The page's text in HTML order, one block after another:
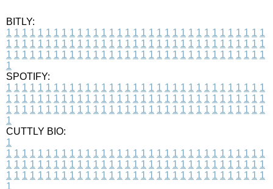
BITLY:
1 1 1 1 1 1 1 1 1 1 1 1 1 1 1 1 1 1 1 1 1 1 1 1 1 1 1 1 1 1 1 1 1
1 1 1 1 1 1 1 1 1 1 1 1 1 1 1 1 1 1 1 1 1 1 1 1 1 1 1 1 1 1 1 1 1
1 1 1 1 1 1 1 1 1 1 1 1 1 1 1 1 1 1 1 1 1 1 1 1 1 1 1 1 1 1 1 1 1
1
SPOTIFY:
1 1 1 1 1 1 1 1 1 1 1 1 1 1 1 1 1 1 1 1 1 1 1 1 1 1 1 1 1 1 1 1 1
1 1 1 1 1 1 1 1 1 1 1 1 1 1 1 1 1 1 1 1 1 1 1 1 1 1 1 1 1 1 1 1 1
1 1 1 1 1 1 1 1 1 1 1 1 1 1 1 1 1 1 1 1 1 1 1 1 1 1 1 1 1 1 1 1 1
1
CUTTLY BIO:
1
1 1 1 1 1 1 1 1 1 1 1 1 1 1 1 1 1 1 1 1 1 1 1 1 1 1 1 1 1 1 1 1 1
1 1 1 1 1 1 1 1 1 1 1 1 1 1 1 1 1 1 1 1 1 1 1 1 1 1 1 1 1 1 1 1 1
1 1 1 1 1 1 1 1 1 1 1 1 1 1 1 1 1 1 1 1 1 1 1 1 1 1 1 1 1 1 1 1 1
1